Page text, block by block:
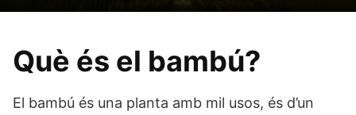
Què és el bambú?
El bambú és una planta amb mil usos, és d’un